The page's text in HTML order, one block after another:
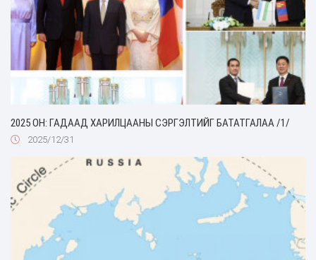
2025 ОН: ГАДААД ХАРИЛЦААНЫ СЭРГЭЛТИЙГ БАТАТГАЛАА /1/
2025/12/31